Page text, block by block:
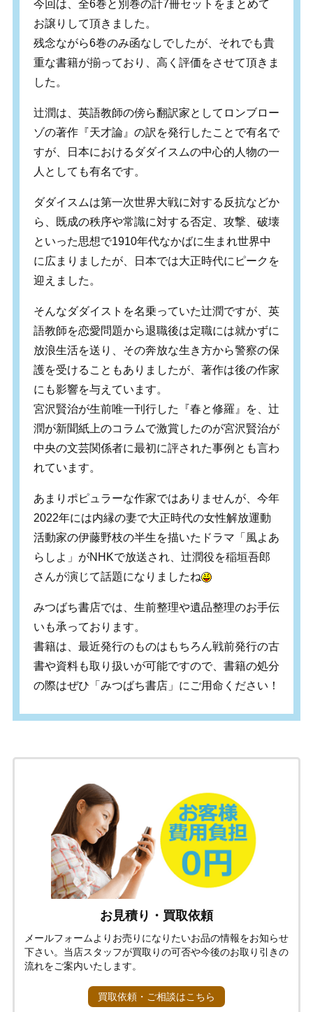
今回は、全6巻と別巻の計7冊セットをまとめて
お譲りして頂きました。
残念ながら6巻のみ函なしでしたが、それでも貴
重な書籍が揃っており、高く評価をさせて頂きま
した。
辻潤は、英語教師の傍ら翻訳家としてロンブロー
ゾの著作『天才論』の訳を発行したことで有名で
すが、日本におけるダダイスムの中心的人物の一
人としても有名です。
ダダイスムは第一次世界大戦に対する反抗などか
ら、既成の秩序や常識に対する否定、攻撃、破壊
といった思想で1910年代なかばに生まれ世界中
に広まりましたが、日本では大正時代にピークを
迎えました。
そんなダダイストを名乗っていた辻潤ですが、英
語教師を恋愛問題から退職後は定職には就かずに
放浪生活を送り、その奔放な生き方から警察の保
護を受けることもありましたが、著作は後の作家
にも影響を与えています。
宮沢賢治が生前唯一刊行した『春と修羅』を、辻
潤が新聞紙上のコラムで激賞したのが宮沢賢治が
中央の文芸関係者に最初に評された事例とも言わ
れています。
あまりポピュラーな作家ではありませんが、今年
2022年には内縁の妻で大正時代の女性解放運動
活動家の伊藤野枝の半生を描いたドラマ「風よあ
らしよ」がNHKで放送され、辻潤役を稲垣吾郎
さんが演じて話題になりましたね
みつばち書店では、生前整理や遺品整理のお手伝
いも承っております。
書籍は、最近発行のものはもちろん戦前発行の古
書や資料も取り扱いが可能ですので、書籍の処分
の際はぜひ「みつばち書店」にご用命ください！
お見積り・買取依頼
メールフォームよりお売りになりたいお品の情報をお知らせ
下さい。当店スタッフが買取りの可否や今後のお取り引きの
流れをご案内いたします。
買取依頼・ご相談はこちら